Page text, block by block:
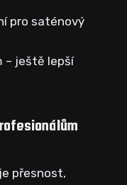
pro saténový
– ještě lepší
přesnost,